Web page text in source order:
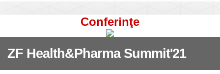
Conferinţe
ZF Health&Pharma Summit'21